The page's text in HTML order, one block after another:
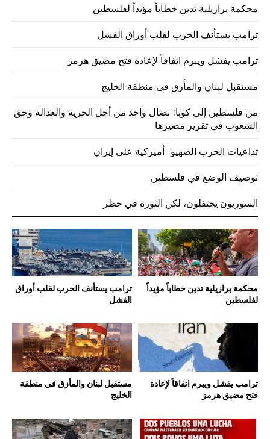
محكمة برازيلية تدين خطاباً مؤيداً
لفلسطين
ترامب يستأنف الحرب لقلب أوراق
الفشل
ترامب يفشل ويبرم اتفاقاً لإعادة
فتح مضيق هرمز
مستقبل لبنان والمأزق في منطقة
الخليج
محكمة برازيلية تدين خطاباً مؤيداً لفلسطين
ترامب يستأنف الحرب لقلب أوراق الفشل
ترامب يفشل ويبرم اتفاقاً لإعادة فتح مضيق هرمز
مستقبل لبنان والمأزق في منطقة الخليج
من فلسطين إلى كوبا: نضال واحد من أجل الحرية والعدالة وحق
الشعوب في تقرير مصيرها
تداعيات الحرب الصهيو- أميركية على إيران
توصيف الوضع في فلسطين
السوريون يحتفلون، لكن الثورة في خطر